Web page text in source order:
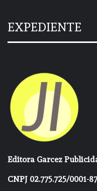
EXPEDIENTE
Editora Garcez
CNPJ 02.775.725/0001-87